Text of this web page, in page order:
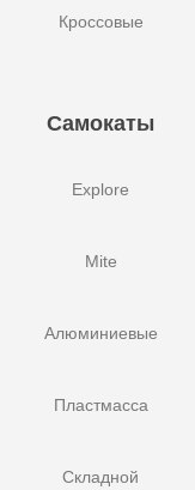
Кроссовые
Самокаты
Explore
Mite
Алюминиевые
Пластмасса
Складной